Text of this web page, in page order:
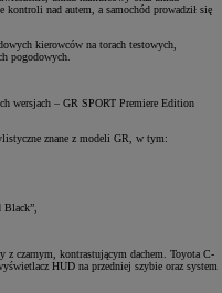
kontroli nad autem, a samochód prowadził się
kierowców na torach testowych,
pogodowych.
wersjach – GR SPORT Premiere Edition
znane z modeli GR, w tym:
z czarnym, kontrastującym dachem. Toyota C-
HUD na przedniej szybie oraz system